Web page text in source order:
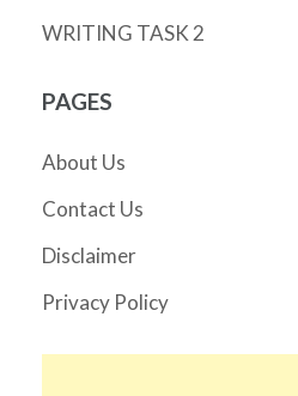
WRITING TASK 2
PAGES
About Us
Contact Us
Disclaimer
Privacy Policy